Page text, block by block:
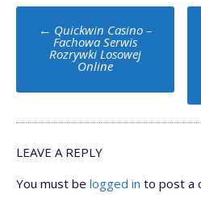
Post
navigation
← Quickwin Casino –
Fachowa Serwis
Rozrywki Losowej
Online
LEAVE A REPLY
You must be logged in to post a